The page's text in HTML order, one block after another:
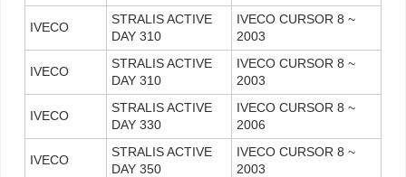
IVECO
STRALIS ACTIVE
DAY 310
IVECO CURSOR 8 ~
2003
IVECO
STRALIS ACTIVE
DAY 310
IVECO CURSOR 8 ~
2003
IVECO
STRALIS ACTIVE
DAY 330
IVECO CURSOR 8 ~
2006
IVECO
STRALIS ACTIVE
DAY 350
IVECO CURSOR 8 ~
2003